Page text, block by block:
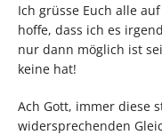
Ich grüsse Euch alle
hoffe, dass ich es
nur dann möglich ist
keine hat!
Ach Gott, immer diese
widersprechenden